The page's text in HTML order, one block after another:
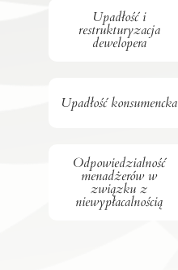
Upadłość i
restrukturyzacja
dewelopera
Upadłość konsumencka
Odpowiedzialność
menadżerów w
związku z
niewypłacalnością